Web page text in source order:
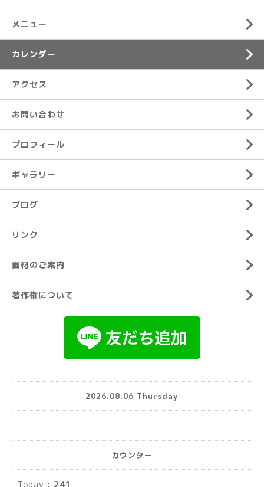
メニュー
カレンダー
アクセス
お問い合わせ
プロフィール
ギャラリー
ブログ
リンク
画材のご案内
著作権について
2026.08.06 Thursday
カウンター
Today : 241